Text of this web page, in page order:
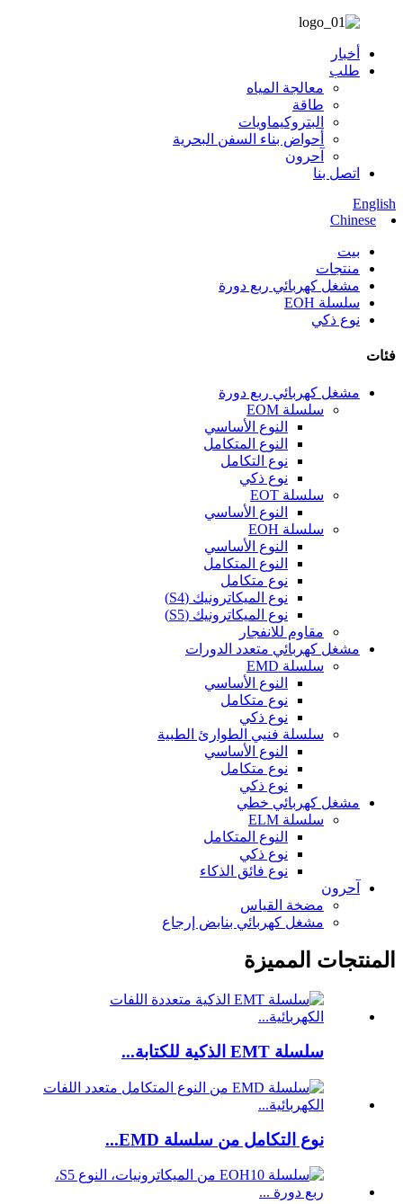
أخبار
طلب
معالجة المياه
طاقة
البتروكيماويات
أحواض بناء السفن البحرية
آحرون
اتصل بنا
English
Chinese
بيت
منتجات
مشغل كهربائي ربع دورة
سلسلة EOH
نوع ذكي
فئات
مشغل كهربائي ربع دورة
سلسلة EOM
النوع الأساسي
النوع المتكامل
نوع التكامل
نوع ذكي
سلسلة EOT
النوع الأساسي
سلسلة EOH
النوع الأساسي
النوع المتكامل
نوع متكامل
نوع الميكاترونيك (S4)
نوع الميكاترونيك (S5)
مقاوم للانفجار
مشغل كهربائي متعدد الدورات
سلسلة EMD
النوع الأساسي
نوع متكامل
نوع ذكي
سلسلة فنيي الطوارئ الطبية
النوع الأساسي
نوع متكامل
نوع ذكي
مشغل كهربائي خطي
سلسلة ELM
النوع المتكامل
نوع ذكي
نوع فائق الذكاء
آحرون
مضخة القياس
مشغل كهربائي بنابض إرجاع
المنتجات المميزة
سلسلة EMT الذكية للكتابة...
نوع التكامل من سلسلة EMD...